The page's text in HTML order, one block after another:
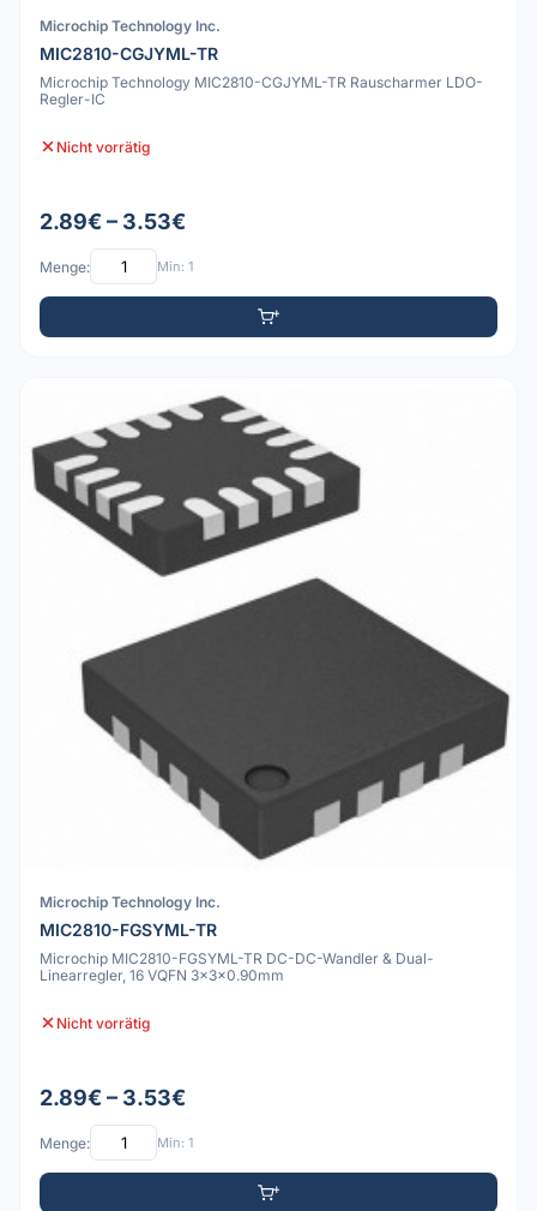
Microchip Technology Inc.
MIC2810-CGJYML-TR
Microchip Technology MIC2810-CGJYML-TR Rauscharmer LDO-
Regler-IC
Nicht vorrätig
2.89€ – 3.53€
Menge: Min: 1
Microchip Technology Inc.
MIC2810-FGSYML-TR
Microchip MIC2810-FGSYML-TR DC-DC-Wandler & Dual-
Linearregler, 16 VQFN 3x3x0.90mm
Nicht vorrätig
2.89€ – 3.53€
Menge: Min: 1